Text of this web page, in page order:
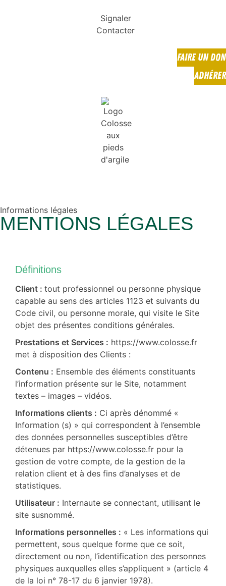
Signaler
Contacter
FAIRE UN DON
ADHÉRER
Informations légales
MENTIONS LÉGALES
Définitions
Client : tout professionnel ou personne physique
capable au sens des articles 1123 et suivants du
Code civil, ou personne morale, qui visite le Site
objet des présentes conditions générales.
Prestations et Services : https://www.colosse.fr
met à disposition des Clients :
Contenu : Ensemble des éléments constituants
l’information présente sur le Site, notamment
textes – images – vidéos.
Informations clients : Ci après dénommé «
Information (s) » qui correspondent à l’ensemble
des données personnelles susceptibles d’être
détenues par https://www.colosse.fr pour la
gestion de votre compte, de la gestion de la
relation client et à des fins d’analyses et de
statistiques.
Utilisateur : Internaute se connectant, utilisant le
site susnommé.
Informations personnelles : « Les informations qui
permettent, sous quelque forme que ce soit,
directement ou non, l’identification des personnes
physiques auxquelles elles s’appliquent » (article 4
de la loi n° 78-17 du 6 janvier 1978).